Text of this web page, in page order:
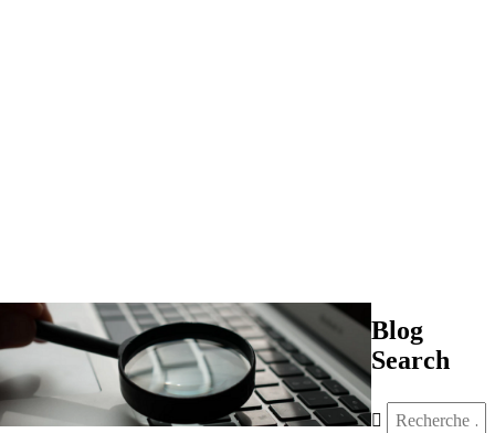
Blog
Search